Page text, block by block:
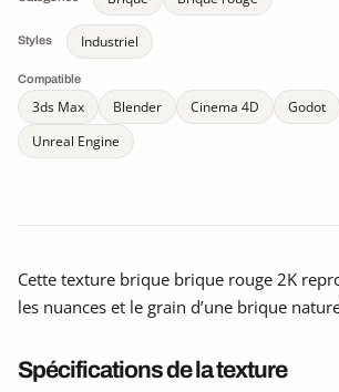
Styles Industriel
Compatible
3ds Max Blender Cinema 4D Godot
Unreal Engine
Cette texture brique brique rouge 2K
les nuances et le grain d’une brique
Spécifications de la texture